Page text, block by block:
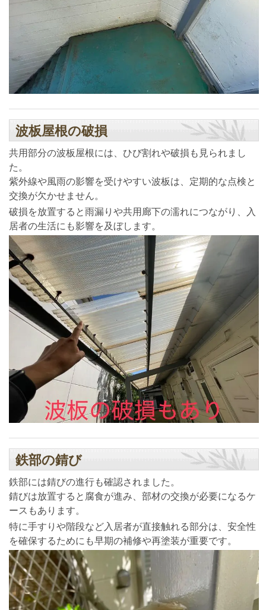
波板屋根の破損
共用部分の波板屋根には、ひび割れや破損も見られまし
た。
紫外線や風雨の影響を受けやすい波板は、定期的な点検と
交換が欠かせません。
破損を放置すると雨漏りや共用廊下の濡れにつながり、入
居者の生活にも影響を及ぼします。
鉄部の錆び
鉄部には錆びの進行も確認されました。
錆びは放置すると腐食が進み、部材の交換が必要になるケ
ースもあります。
特に手すりや階段など入居者が直接触れる部分は、安全性
を確保するためにも早期の補修や再塗装が重要です。